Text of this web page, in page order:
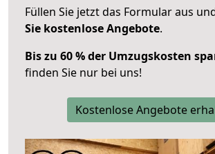
Füllen Sie jetzt das Formular aus
Sie kostenlose Angebote.
Bis zu 60 % der Umzugskosten
finden Sie nur bei uns!
Kostenlose Angebote